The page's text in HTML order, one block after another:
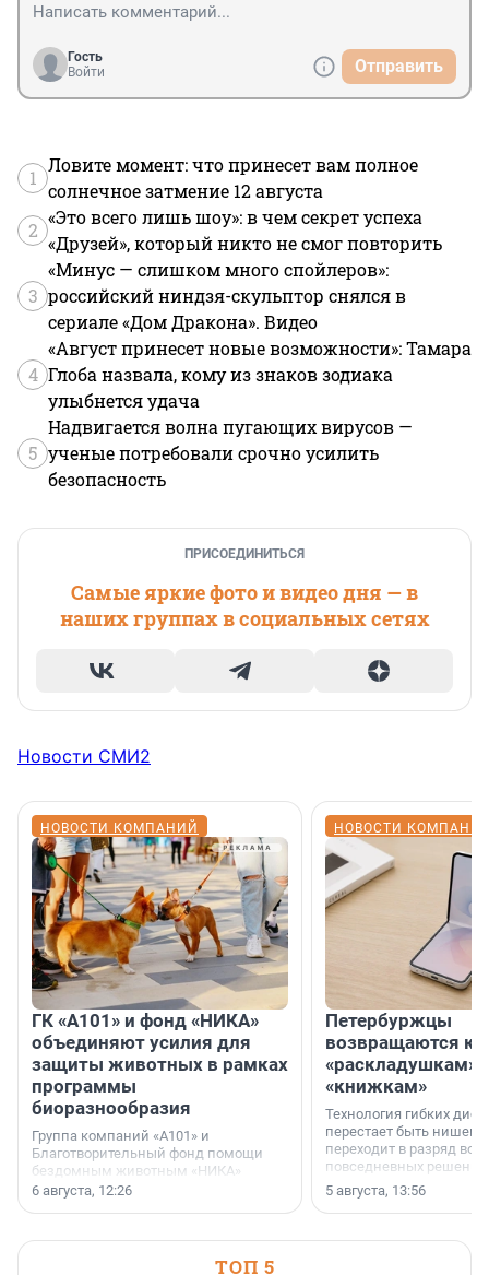
Гость
Войти
Отправить
1
Ловите момент: что принесет вам полное
солнечное затмение 12 августа
2
«Это всего лишь шоу»: в чем секрет успеха
«Друзей», который никто не смог повторить
3
«Минус — слишком много спойлеров»:
российский ниндзя-скульптор снялся в
сериале «Дом Дракона». Видео
4
«Август принесет новые возможности»: Тамара
Глоба назвала, кому из знаков зодиака
улыбнется удача
5
Надвигается волна пугающих вирусов —
ученые потребовали срочно усилить
безопасность
ПРИСОЕДИНИТЬСЯ
Самые яркие фото и видео дня — в
наших группах в социальных сетях
Новости СМИ2
НОВОСТИ КОМПАНИЙ
ГК «А101» и фонд «НИКА»
объединяют усилия для
защиты животных в рамках
программы
биоразнообразия
Группа компаний «А101» и
Благотворительный фонд помощи
бездомным животным «НИКА»
заключили соглашение о
6 августа, 12:26
НОВОСТИ
Петербуржцы
возвращаются к
«раскладушкам»
«книжкам»
Технология гибких
перестает быть
переходит в разряд
повседневных
5 августа, 13:56
ТОП 5